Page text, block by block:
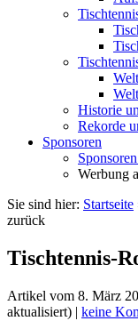
Historie
Rekorde
Sponsoren
Werbung
Sie sind hier: Startseite
zurück
Tischtennis-
Artikel vom 8. März
aktualisiert) | keine